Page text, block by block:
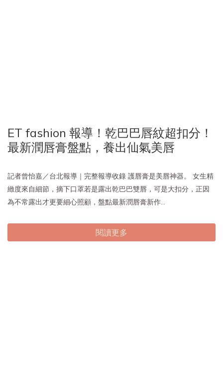
ET fashion 報導！乾巴巴唇紋超扣分！
最新潤唇膏盤點，養出仙氣美唇
記者曾怡嘉／台北報導｜完整報導收錄 護唇膏是美唇神器。 女生精
緻度來自細節，摘下口罩若是露出乾巴巴雙唇，可是大扣分，正因
為不常露出才更要細心照顧，盤點最新潤唇膏新作...
閱讀更多